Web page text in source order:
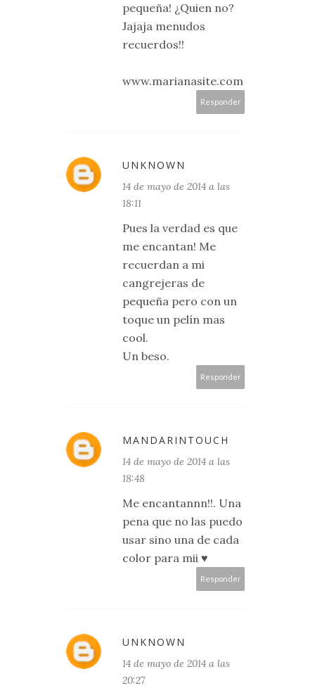
pequeña! ¿Quien no?
Jajaja menudos
recuerdos!!
www.marianasite.com
Responder
UNKNOWN
14 de mayo de 2014 a las
18:11
Pues la verdad es que
me encantan! Me
recuerdan a mi
cangrejeras de
pequeña pero con un
toque un pelín mas
cool.
Un beso.
Responder
MANDARINTOUCH
14 de mayo de 2014 a las
18:48
Me encantannn!!. Una
pena que no las puedo
usar sino una de cada
color para mii ♥
Responder
UNKNOWN
14 de mayo de 2014 a las
20:27